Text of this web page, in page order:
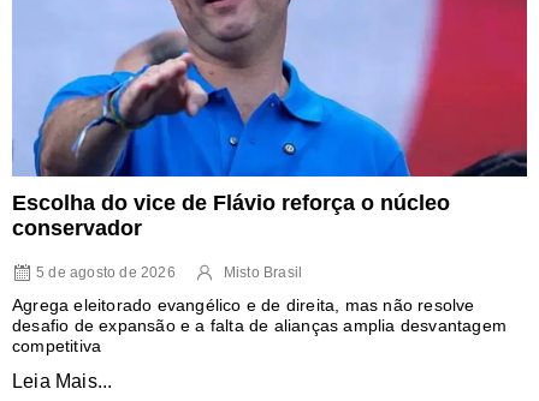
Escolha do vice de Flávio reforça o núcleo
conservador
5 de agosto de 2026 Misto Brasil
Agrega eleitorado evangélico e de direita, mas não resolve
desafio de expansão e a falta de alianças amplia desvantagem
competitiva
Leia Mais...